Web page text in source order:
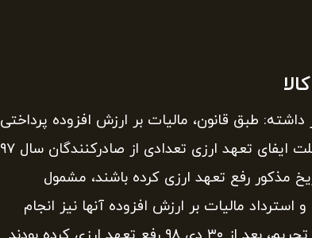
طبق قانون، مالیات بر ارزش افزوده پرداختی
از سوی صادرکنندگان به آنها عودت داده می‌شود. پایان مهلت ایفای تعهد ارزی تعدادی از صادرکنندگان سال ۹۷
تا تاریخ مذکور رفع تعهد ارزی کرده باشند، مشمول
مالیات بر ارزش افزوده آنها نیز انجام